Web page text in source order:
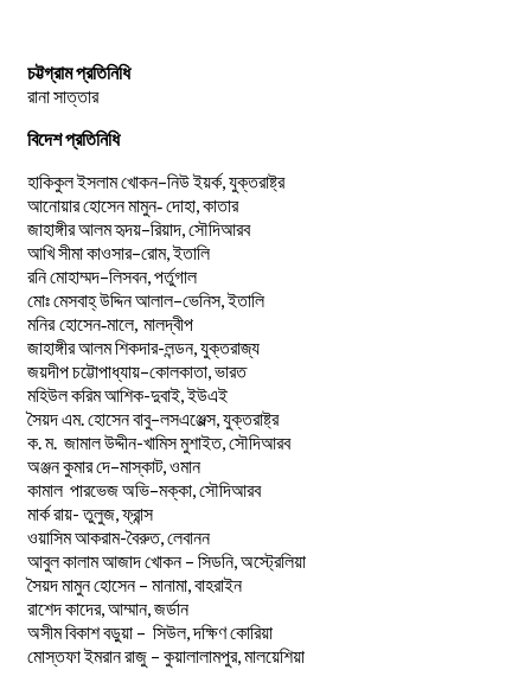
চট্টগ্রাম প্রতিনিধি
রানা সাত্তার
বিদেশ প্রতিনিধি
হাকিকুলইসলামখোকন–নিউইয়র্ক, যুক্তরাষ্ট্র
আনোয়ারহোসেনমামুন-দোহা কাতার
জাহাঙ্গীরআলমহৃদয়–রিয়াদ সৌদিআরব
আখিসীমাকাওসার–রোম,ইতালি
রনিমোহাম্মদ–লিসবন, পর্তুগাল
মোঃমেসবাহ্উদ্দিনআলাল–ভেনিস,ইতালি
মনির হোসেন-মালে, মালদ্বীপ
জাহাঙ্গীর আলম শিকদার-লন্ডন, যুক্তরাজ্য
জয়দীপচট্টোপাধ্যায়–কোলকাতা ভারত
মহিউল করিম আশিক-দুবাই, ইউএই
সৈয়দএম. হোসেনবাবু–লসএঞ্জেল্স, যুক্তরাষ্ট্র
ক ম. জামালউদ্দীন-খামিস মুশাইত, সৌদিআরব
অঞ্জনকুমারদে–মাস্কাট, ওমান
কামাল পারভেজঅভি–মক্কা সৌদিআরব
মার্ক রায়- তুলুজ, ফ্রান্স
ওয়াসিম আকরাম-বৈরুত, লেবানন
আবুল কালাম আজাদ খোকন – সিডনি, অস্ট্রেলিয়া
সৈয়দ মামুন হোসেন – মানামা, বাহরাইন
রাশেদ কাদের, আম্মান, জর্ডান
অসীম বিকাশ বড়ুয়া – সিউল, দক্ষিণ কোরিয়া
মোস্তফা ইমরান রাজু – কুয়ালালামপুর, মালয়েশিয়া